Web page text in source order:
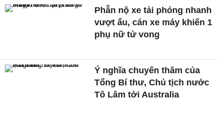
Phẫn nộ xe tải phóng nhanh
vượt ẩu, cán xe máy khiến 1
phụ nữ tử vong
Ý nghĩa chuyến thăm của
Tổng Bí thư, Chủ tịch nước
Tô Lâm tới Australia